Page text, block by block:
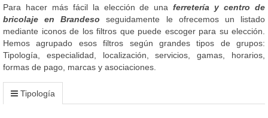
Para hacer más fácil la elección de unaferretería y centro de
bricolaje en Brandeso seguidamente le ofrecemos un listado
mediante iconos de los filtros que puede escoger para su elección.
Hemos agrupado esos filtros según grandes tipos de grupos:
Tipología, especialidad, localización, servicios, gamas, horarios,
formas de pago, marcas y asociaciones.
Tipología